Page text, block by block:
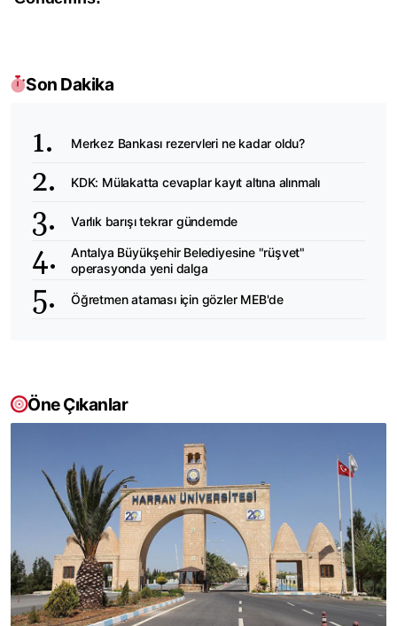
Son Dakika
Merkez Bankası rezervleri ne kadar oldu?
KDK: Mülakatta cevaplar kayıt altına alınmalı
Varlık barışı tekrar gündemde
Antalya Büyükşehir Belediyesine "rüşvet"
operasyonda yeni dalga
Öğretmen ataması için gözler MEB'de
Öne Çıkanlar